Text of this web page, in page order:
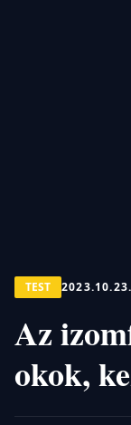
TEST 2023.10.23.
Az
okok,